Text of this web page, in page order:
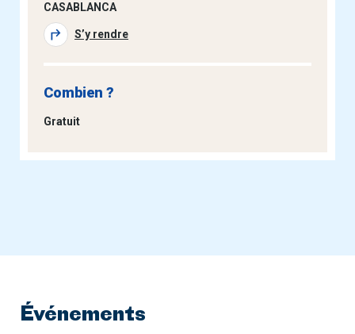
CASABLANCA
S’y rendre
Combien ?
Gratuit
Événements